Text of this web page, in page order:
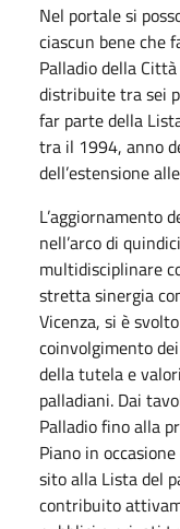
Nel portale si
ciascun bene che
Palladio della
distribuite tra sei
far parte della
tra il 1994, anno
dell’estensione
L’aggiornamento
nell’arco di
multidisciplinare
stretta sinergia
Vicenza, si è
coinvolgimento
della tutela e
palladiani. Dai
Palladio fino alla
Piano in
sito alla Lista del
contribuito